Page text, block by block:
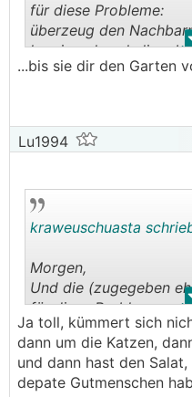
.
für diese Probleme:
überzeug den
herziger,
ästhetischer sind. 😻😻
...bis sie dir den Garten
Lu1994
.
kraweuschuasta
Morgen,
Und die (zugegeben
für diese Probleme:
überzeug den
herziger,
ästhetischer sind.😻😻
LG
Ja toll, kümmert sich
dann um die Katzen,
und dann hast den
depate Gutmenschen